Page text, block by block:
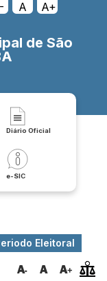
A A+
de São
Diário Oficial
e-SIC
Eleitoral